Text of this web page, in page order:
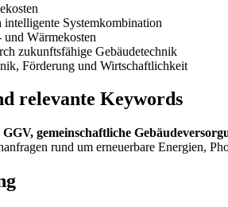
Systemkombination
und Wärmekosten
zukunftsfähige Gebäudetechnik
Förderung und Wirtschaftlichkeit
relevante Keywords
GGV, gemeinschaftliche
rund um erneuerbare Energien,